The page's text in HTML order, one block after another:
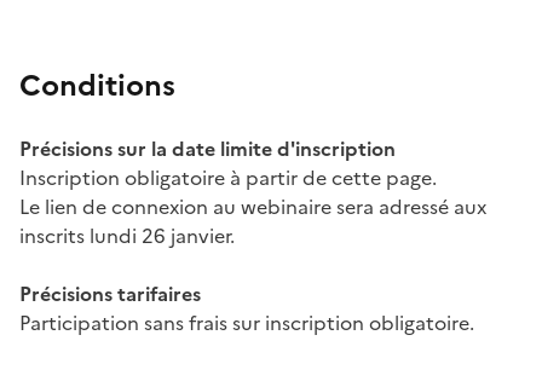
Conditions
Précisions sur la date limite d'inscription
Inscription obligatoire à partir de cette page.
Le lien de connexion au webinaire sera adressé aux
inscrits lundi 26 janvier.
Précisions tarifaires
Participation sans frais sur inscription obligatoire.